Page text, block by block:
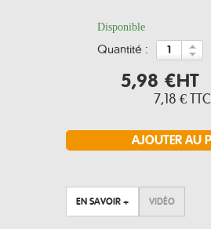
Disponible
quantité :
5,98 €HT
7,18 € TTC
EN SAVOIR + VIDÉO